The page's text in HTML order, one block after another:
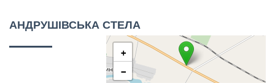
АНДРУШІВСЬКА СТЕЛА
+
−